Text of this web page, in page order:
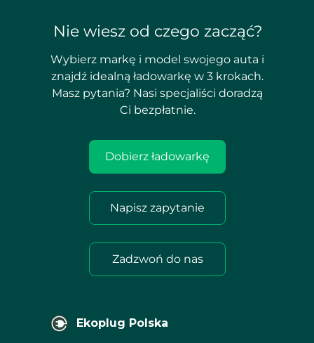
Nie wiesz od czego zacząć?
Napisz zapytanie
Zadzwoń do nas
Dobierz ładowarkę
Wybierz markę i model swojego auta i
znajdź idealną ładowarkę w 3 krokach.
Masz pytania? Nasi specjaliści doradzą
Ci bezpłatnie.
Ekoplug Polska